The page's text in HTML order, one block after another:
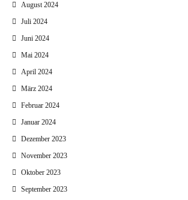
August 2024
Juli 2024
Juni 2024
Mai 2024
April 2024
März 2024
Februar 2024
Januar 2024
Dezember 2023
November 2023
Oktober 2023
September 2023